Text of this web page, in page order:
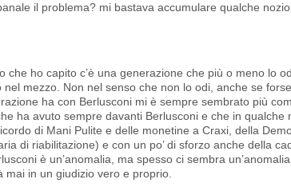
il problema? mi bastava accumulare qualche
che ho capito c’è una generazione che più o meno lo
mezzo. Non nel senso che non lo odi, anche se
ha con Berlusconi mi è sempre sembrato più
ha avuto sempre davanti Berlusconi e che in qualche
di Mani Pulite e delle monetine a Craxi, della
di riabilitazione) e con un po’ di sforzo anche della
è un’anomalia, ma spesso ci sembra
in un giudizio vero e proprio.